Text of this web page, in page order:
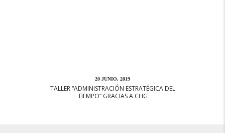
20 JUNIO, 2019
TALLER “ADMINISTRACIÓN ESTRATÉGICA DEL
TIEMPO” GRACIAS A CHG